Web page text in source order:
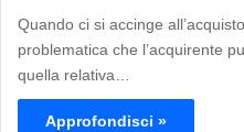
Quando ci si accinge
problematica che l’acquirente
quella relativa…
Approfondisci »